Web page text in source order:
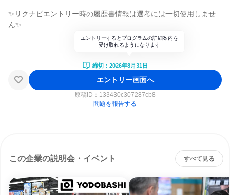
✨リクナビエントリー時の履歴書情報は選考には一切使用しませ
ん✨
エントリーするとプログラムの詳細案内を
受け取れるようになります
締切：2026年8月31日
エントリー画面へ
原稿ID： 133430c307287cb8
問題を報告する
この企業の説明会・イベント すべて見る